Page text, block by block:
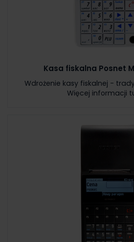
Kasa fiskalna Posnet
Wdrożenie kasy fiskalnej -
Więcej informacji